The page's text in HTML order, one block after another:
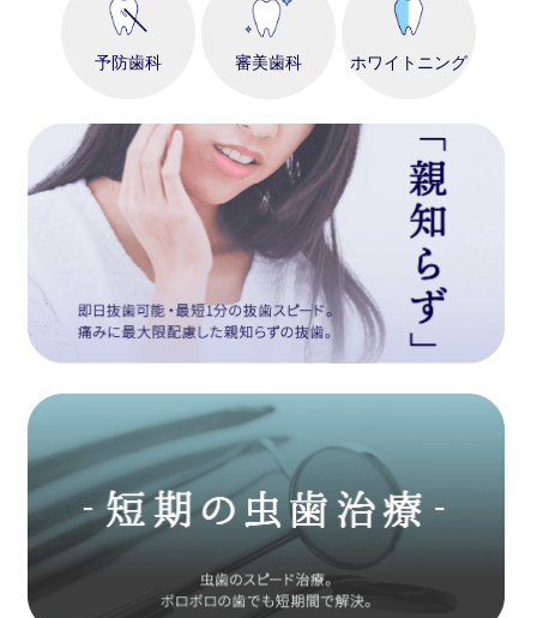
予防歯科 審美歯科 ホワイトニング